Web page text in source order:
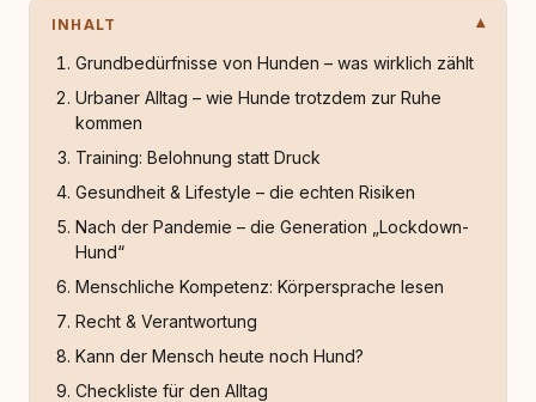
INHALT
Grundbedürfnisse von Hunden – was wirklich zählt
Urbaner Alltag – wie Hunde trotzdem zur Ruhe
kommen
Training: Belohnung statt Druck
Gesundheit & Lifestyle – die echten Risiken
Nach der Pandemie – die Generation „Lockdown-
Hund“
Menschliche Kompetenz: Körpersprache lesen
Recht & Verantwortung
Kann der Mensch heute noch Hund?
Checkliste für den Alltag